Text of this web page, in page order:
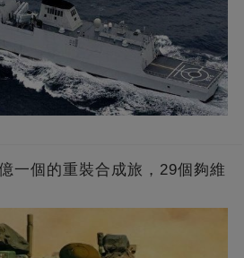
一個的重裝合成旅，29個夠維